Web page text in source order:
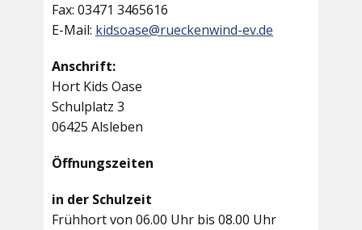
Fax: 03471 3465616
E-Mail: kidsoase@rueckenwind-ev.de
Anschrift:
Hort Kids Oase
Schulplatz 3
06425 Alsleben
Öffnungszeiten
in der Schulzeit
Frühhort von 06.00 Uhr bis 08.00 Uhr